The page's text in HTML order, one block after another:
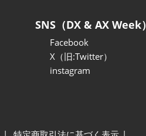
SNS（DX & AX Week）
Facebook
X（旧:Twitter）
instagram